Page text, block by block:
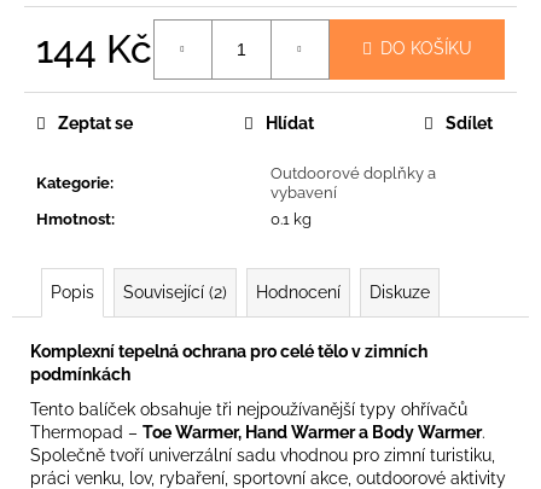
144 Kč DO KOŠÍKU
Kategorie:
Outdoorové doplňky a
vybavení
Hmotnost: 0.1 kg
Zeptat se Hlídat Sdílet
Popis Související (2) Hodnocení Diskuze
Komplexní tepelná ochrana pro celé tělo v zimních
podmínkách
Tento balíček obsahuje tři nejpoužívanější typy ohřívačů
Thermopad – Toe Warmer, Hand Warmer a Body Warmer.
Společně tvoří univerzální sadu vhodnou pro zimní turistiku,
práci venku, lov, rybaření, sportovní akce, outdoorové aktivity
č
u
e
m
PRO-
LETNÍ
NÍZKÉ
PONOŽKY
79
Původně:
144
Kč